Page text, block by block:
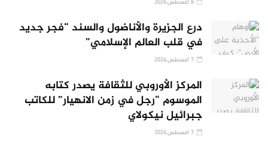
درع الجزيرة والأناضول والسند “فجر جديد
في قلب العالم الإسلامي”
المركز الأوروبي للثقافة يصدر كتابه
الموسوم “رجل في زمن الانهيار” للكاتب
جبرائيل نيكولاي